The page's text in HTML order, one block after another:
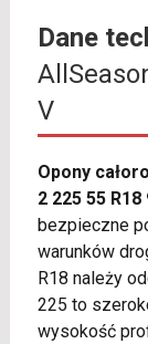
Dane
V
Opony
2 225 55 R18
bezpieczne
warunków
R18 należy
225 to
wysokość